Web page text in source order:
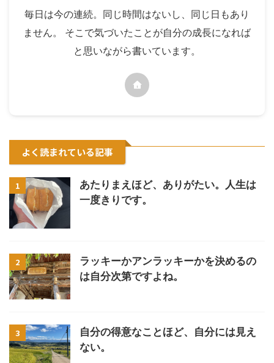
毎日は今の連続。同じ時間はないし、同じ日もあり
ません。 そこで気づいたことが自分の成長になれば
と思いながら書いています。
よく読まれている記事
1
あたりまえほど、ありがたい。人生は
一度きりです。
2
ラッキーかアンラッキーかを決めるの
は自分次第ですよね。
3
自分の得意なことほど、自分には見え
ない。